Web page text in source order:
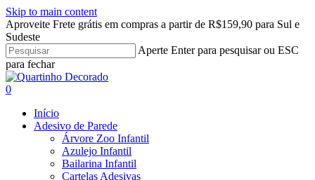
Skip to main content
Aproveite Frete grátis em compras a partir de R$159,90 para Sul e
Sudeste
Aperte Enter para pesquisar ou ESC
para fechar
Close
Search
search
account
0
Início
Adesivo de Parede
Árvore Zoo Infantil
Azulejo Infantil
Bailarina Infantil
Cartelas Adesivas